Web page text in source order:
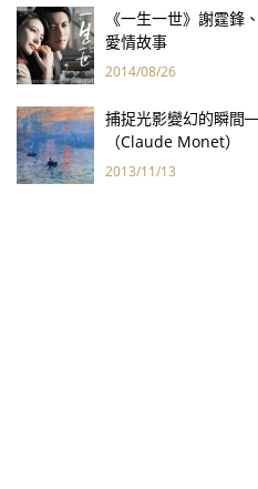
《一生一世》謝霆鋒
愛情故事
2014/08/26
捕捉光影變幻的瞬間
（Claude Monet）
2013/11/13